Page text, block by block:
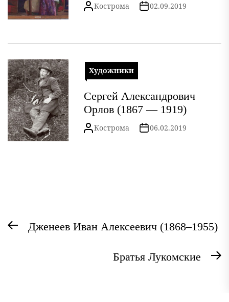
Кострома 02.09.2019
Художники
Сергей Александрович
Орлов (1867 — 1919)
Кострома 06.02.2019
Навигация
по
Предыдущая
Дженеев Иван Алексеевич (1868–1955)
Братья Лукомские